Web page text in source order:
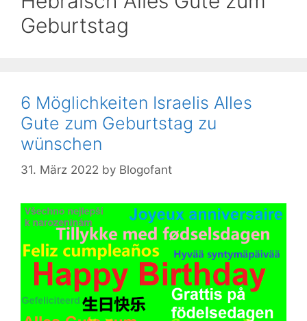
Geburtstag
6 Möglichkeiten Israelis Alles
Gute zum Geburtstag zu
wünschen
31. März 2022 by Blogofant